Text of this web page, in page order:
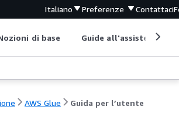
Italiano Preferenze Contattaci
di base Guide all'assistenza
AWS Glue Guida per l’utente